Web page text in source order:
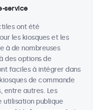
service
ont été
les kiosques et les
à de nombreuses
des options de
faciles à intégrer dans
de commande
entre autres. Les
utilisation publique